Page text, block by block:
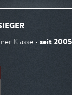
Klasse - seit 2005